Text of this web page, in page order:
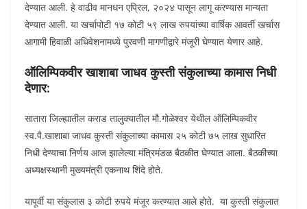
देण्यात आली. हे वाढीव मानधन एप्रिल, २०२४ पासून लागू करण्यास मान्यता
देण्यात आली. या खर्चापोटी १७ कोटी ५९ लाख रुपयांच्या वार्षिक आवर्ती खर्चास
आगामी हिवाळी अधिवेशनामध्ये पुरवणी मागणीद्वारे मंजूरी घेण्यात येणार आहे.
ऑलिम्पिकवीर खाशाबा जाधव कुस्ती संकुलाच्या कामास निधी
देणार:
सातारा जिल्ह्यातील कराड तालुक्यातील मौ.गोळेश्वर येथील ऑलिम्पिकवीर
स्व.पै.खाशाबा जाधव कुस्ती संकुलाच्या कामास २५ कोटी ७५ लाख सुधारित
निधी देण्याचा निर्णय आज झालेल्या मंत्रिमंडळ बैठकीत घेण्यात आला. बैठकीच्या
अध्यक्षस्थानी मुख्यमंत्री एकनाथ शिंदे होते.
यापूर्वी या संकुलास ३ कोटी रुपये मंजूर करण्यात आले होते. या कुस्ती संकुलात